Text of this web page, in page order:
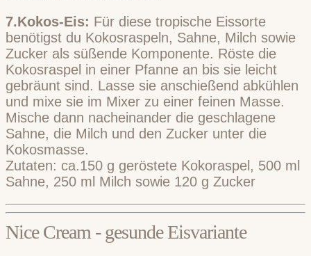
7.Kokos-Eis: Für diese tropische Eissorte
benötigst du Kokosraspeln, Sahne, Milch sowie
Zucker als süßende Komponente. Röste die
Kokosraspel in einer Pfanne an bis sie leicht
gebräunt sind. Lasse sie anschießend abkühlen
und mixe sie im Mixer zu einer feinen Masse.
Mische dann nacheinander die geschlagene
Sahne, die Milch und den Zucker unter die
Kokosmasse.
Zutaten: ca.150 g geröstete Kokoraspel, 500 ml
Sahne, 250 ml Milch sowie 120 g Zucker
Nice Cream - gesunde Eisvariante